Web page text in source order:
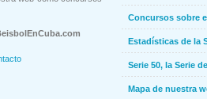
Concursos sobre
Estadísticas de la
Serie 50, la Serie
Mapa de nuestra